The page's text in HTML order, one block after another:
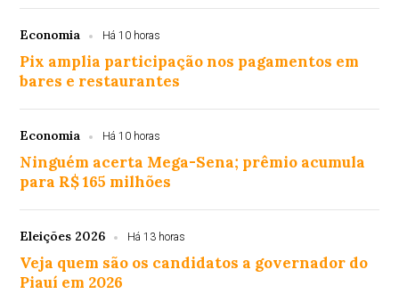
Economia Há 10 horas
Pix amplia participação nos pagamentos em
bares e restaurantes
Economia Há 10 horas
Ninguém acerta Mega-Sena; prêmio acumula
para R$ 165 milhões
Eleições 2026 Há 13 horas
Veja quem são os candidatos a governador do
Piauí em 2026